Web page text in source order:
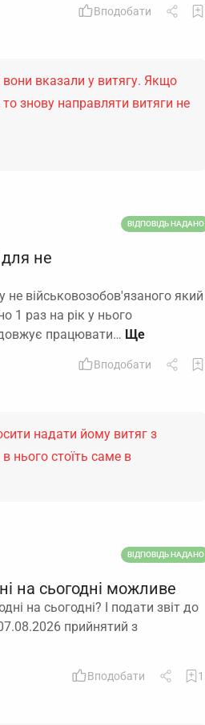
Вподобати
вони вказали у витягу. Якщо
знову направляти витяги не
ВІДПОВІДЬ НАДАНО
не
не військовозобов'язаного який
1 раз на рік у нього
працювати…
Вподобати
надати йому витяг з
нього стоїть саме в
ВІДПОВІДЬ НАДАНО
на сьогодні можливе
на сьогодні? І подати звіт до
прийнятий з
Вподобати 1